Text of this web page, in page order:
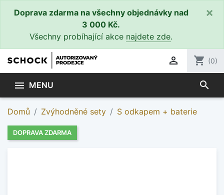
Doprava zdarma na všechny objednávky nad
3 000 Kč.
Všechny probíhající akce najdete zde.
×
 shopping_cart (0)
 MENU search
Domů Zvýhodněné sety S odkapem + baterie
DOPRAVA ZDARMA